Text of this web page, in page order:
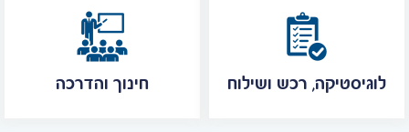
חינוך והדרכה לוגיסטיקה, רכש ושילוח